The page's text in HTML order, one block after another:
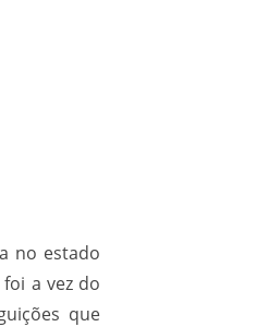
no estado
a vez do
que